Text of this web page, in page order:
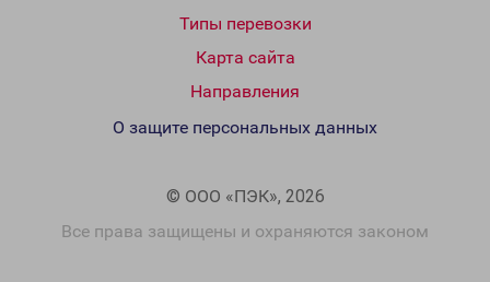
Типы перевозки
Карта сайта
Направления
© ООО «ПЭК», 2026
Все права защищены и охраняются законом
О защите персональных данных